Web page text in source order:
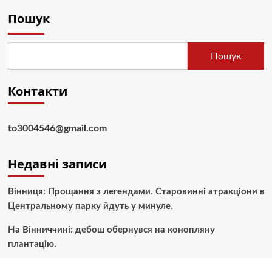
Пошук
Пошук
Контакти
to3004546@gmail.com
Недавні записи
Вінниця: Прощання з легендами. Старовинні атракціони в
Центральному парку йдуть у минуле.
На Вінниччині: дебош обернувся на конопляну
плантацію.